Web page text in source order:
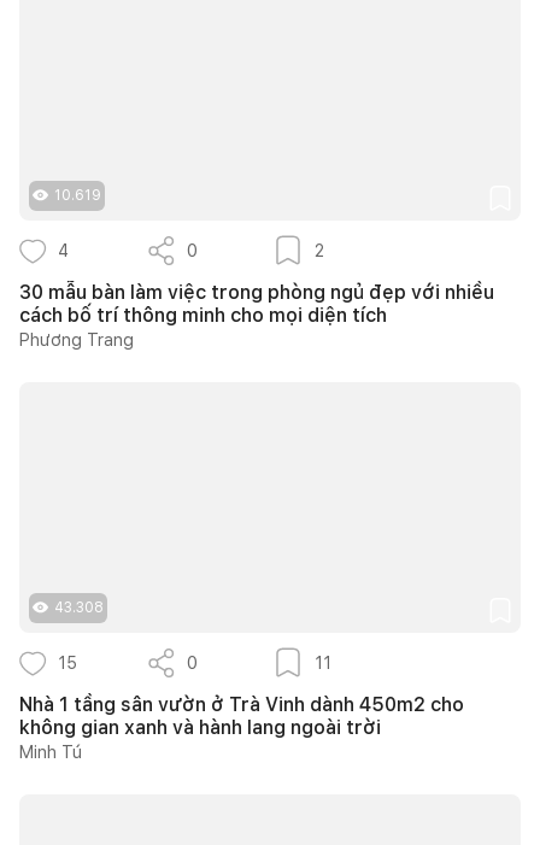
10.619
4 0 2
30 mẫu bàn làm việc trong phòng ngủ đẹp với nhiều
cách bố trí thông minh cho mọi diện tích
Phương Trang
43.308
15 0 11
Nhà 1 tầng sân vườn ở Trà Vinh dành 450m2 cho
không gian xanh và hành lang ngoài trời
Minh Tú